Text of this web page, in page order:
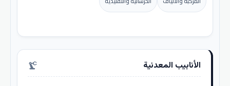
الأنابيب المعدنية precision_manufacturing